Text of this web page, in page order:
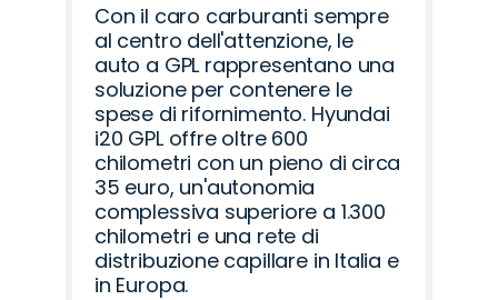
Con il caro carburanti sempre
al centro dell'attenzione, le
auto a GPL rappresentano una
soluzione per contenere le
spese di rifornimento. Hyundai
i20 GPL offre oltre 600
chilometri con un pieno di circa
35 euro, un'autonomia
complessiva superiore a 1.300
chilometri e una rete di
distribuzione capillare in Italia e
in Europa.